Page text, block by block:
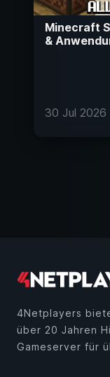
Minecraft
&
30 Jul 2026
4Netplayers
über 20 Jahren
Gameserver für